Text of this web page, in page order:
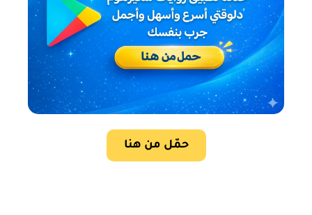
حمّل من هنا